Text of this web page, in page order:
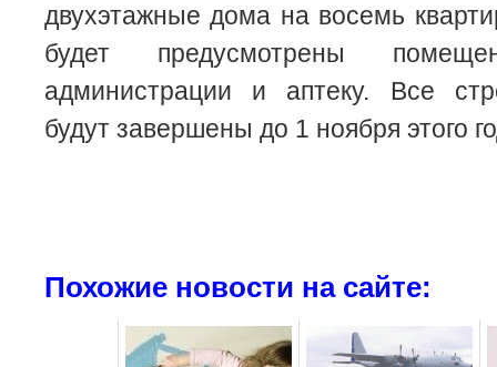
двухэтажные дома на восемь
будет предусмотрены
администрации и аптеку. Все
будут завершены до 1 ноября этого
Похожие новости на сайте: